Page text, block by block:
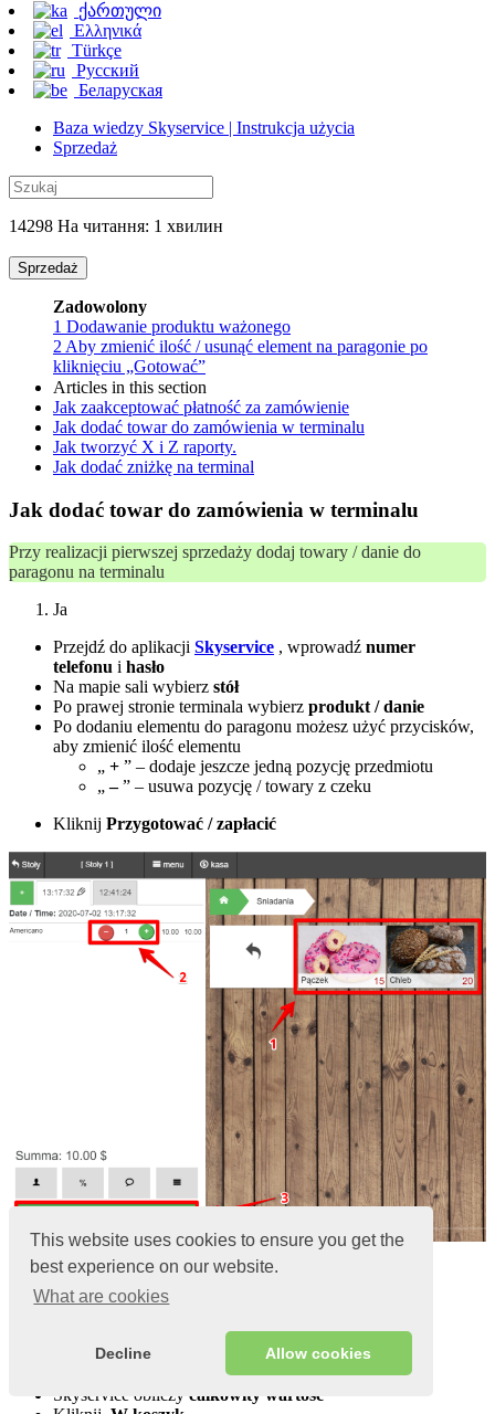
This website uses cookies to ensure you get the
best experience on our website.
What are cookies
Decline Allow cookies
ქართული
Ελληνικά
Türkçe
Русский
Беларуская
Baza wiedzy Skyservice | Instrukcja użycia
Sprzedaż
14298 На читання: 1 хвилин
Sprzedaż
Zadowolony
1 Dodawanie produktu ważonego
2 Aby zmienić ilość / usunąć element na paragonie po
kliknięciu „Gotować”
Articles in this section
Jak zaakceptować płatność za zamówienie
Jak dodać towar do zamówienia w terminalu
Jak tworzyć X i Z raporty.
Jak dodać zniżkę na terminal
Jak dodać towar do zamówienia w terminalu
Przy realizacji pierwszej sprzedaży dodaj towary / danie do
paragonu na terminalu
Ja
Przejdź do aplikacji Skyservice , wprowadź numer
telefonu i hasło
Na mapie sali wybierz stół
Po prawej stronie terminala wybierz produkt / danie
Po dodaniu elementu do paragonu możesz użyć przycisków,
aby zmienić ilość elementu
„ + ” – dodaje jeszcze jedną pozycję przedmiotu
„–” – usuwa pozycję / towary z czeku
Kliknij Przygotować / zapłacić
II
Dodawanie produktu
Wybierz element
W wyskakującym oknie wprowadźilość(wagę)
Skyservice obliczy całkowity wartość